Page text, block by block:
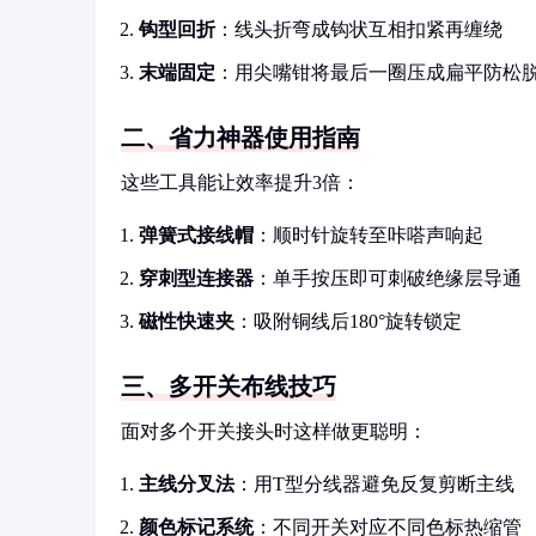
钩型回折：线头折弯成钩状互相扣紧再缠绕
末端固定 ：用尖嘴钳将最后一圈压成扁平防松
二、省力神器使用指南
这些工具能让效率提升3倍：
弹簧式接线帽 ：顺时针旋转至咔嗒声响起
穿刺型连接器 ：单手按压即可刺破绝缘层导通
磁性快速夹 ：吸附铜线后180°旋转锁定
三、多开关布线技巧
面对多个开关接头时这样做更聪明：
主线分叉法：用T型分线器避免反复剪断主线
颜色标记系统：不同开关对应不同色标热缩管